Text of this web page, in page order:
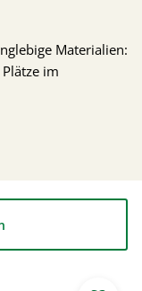
Materialien:
im